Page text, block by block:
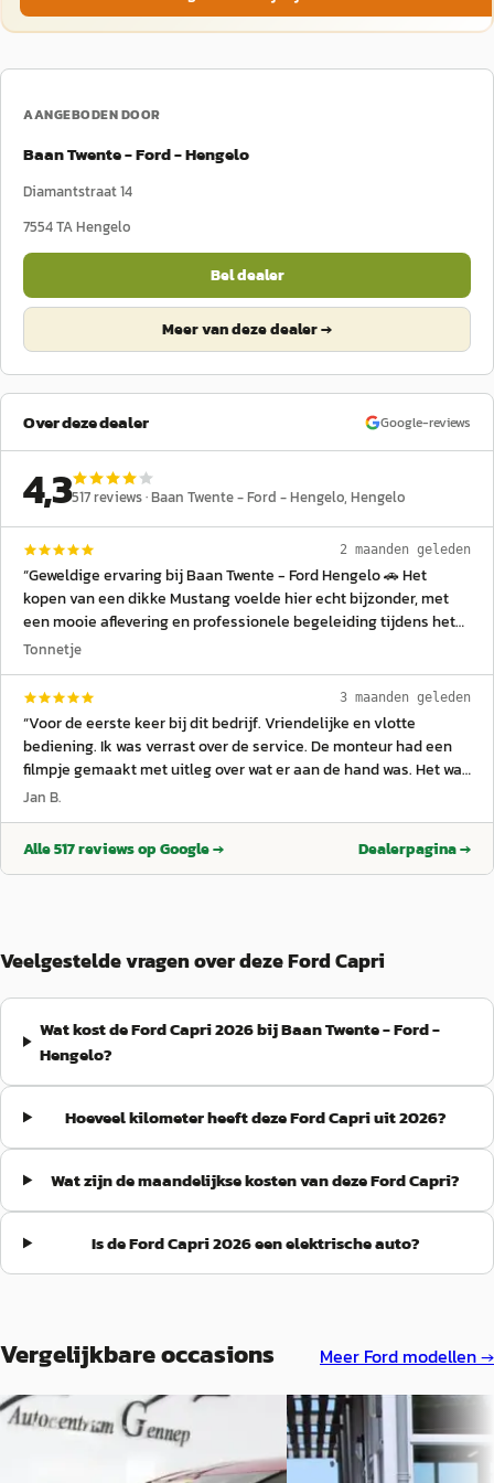
AANGEBODEN DOOR
Baan Twente - Ford - Hengelo
Diamantstraat 14
7554 TAHengelo
Bel dealer
Meer van deze dealer →
Over deze dealer Google-reviews
4,3517reviews ·Baan Twente - Ford - Hengelo, Hengelo
2 maanden geleden
“Geweldige ervaring bij Baan Twente - Ford Hengelo 🚗 Het
kopen van een dikke Mustang voelde hier echt bijzonder, met
een mooie aflevering en professionele begeleiding tijdens het
hele traject. De garage levert netjes werk bij onderhoud en
uitgevoerd. Ook voor modellen zoals de Ford Kuga is veel kennis
aanwezig binnen het team. Het personeel is vriendelijk en
behulpzaam, waardoor je je direct welkom voelt in de showroom.
Een offerte wordt duidelijk en overzichtelijk opgesteld, zodat je
precies weet waar je aan toe bent. Tijdens het wachten staat er
vaak een goede kop koffie klaar ☕ wat zorgt voor een
ontspannen en gastvrije sfeer. Een betrouwbare Ford-dealer
waar service, kwaliteit en rijplezier centraal staan 👍”
Tonnetje
3 maanden geleden
“Voor de eerste keer bij dit bedrijf. Vriendelijke en vlotte
bediening. Ik was verrast over de service. De monteur had een
filmpje gemaakt met uitleg over wat er aan de hand was. Het was
uiteindelijk een flinke rekening maar zo is het tenminste
Jan B.
Alle517reviews op Google → Dealerpagina →
Veelgestelde vragen over deze Ford Capri
Wat kost de Ford Capri 2026 bij Baan Twente - Ford -
Hengelo?
Hoeveel kilometer heeft deze Ford Capri uit 2026?
Wat zijn de maandelijkse kosten van deze Ford Capri?
Is de Ford Capri 2026 een elektrische auto?
Vergelijkbare occasions Meer Ford modellen →
EV
Ford Capri·2025
EV
Ford Capri 2025